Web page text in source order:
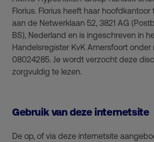
Florius. Florius heeft haar hoofdkantoor
aan de Netwerklaan 52, 3821 AG
BS), Nederland en is ingeschreven in
Handelsregister KvK Amersfoort onder
08024285. Je wordt verzocht deze
zorgvuldig te lezen.
Gebruik van deze internetsite
De op, of via deze internetsite